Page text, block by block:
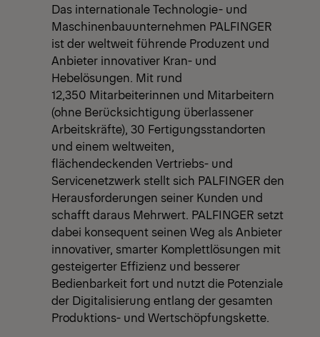
Das internationale Technologie- und
Maschinenbauunternehmen PALFINGER
ist der weltweit führende Produzent und
Anbieter innovativer Kran- und
Hebelösungen. Mit rund
12,350 Mitarbeiterinnen und Mitarbeitern
(ohne Berücksichtigung überlassener
Arbeitskräfte), 30 Fertigungsstandorten
und einem weltweiten,
flächendeckenden Vertriebs- und
Servicenetzwerk stellt sich PALFINGER den
Herausforderungen seiner Kunden und
schafft daraus Mehrwert. PALFINGER setzt
dabei konsequent seinen Weg als Anbieter
innovativer, smarter Komplettlösungen mit
gesteigerter Effizienz und besserer
Bedienbarkeit fort und nutzt die Potenziale
der Digitalisierung entlang der gesamten
Produktions- und Wertschöpfungskette.